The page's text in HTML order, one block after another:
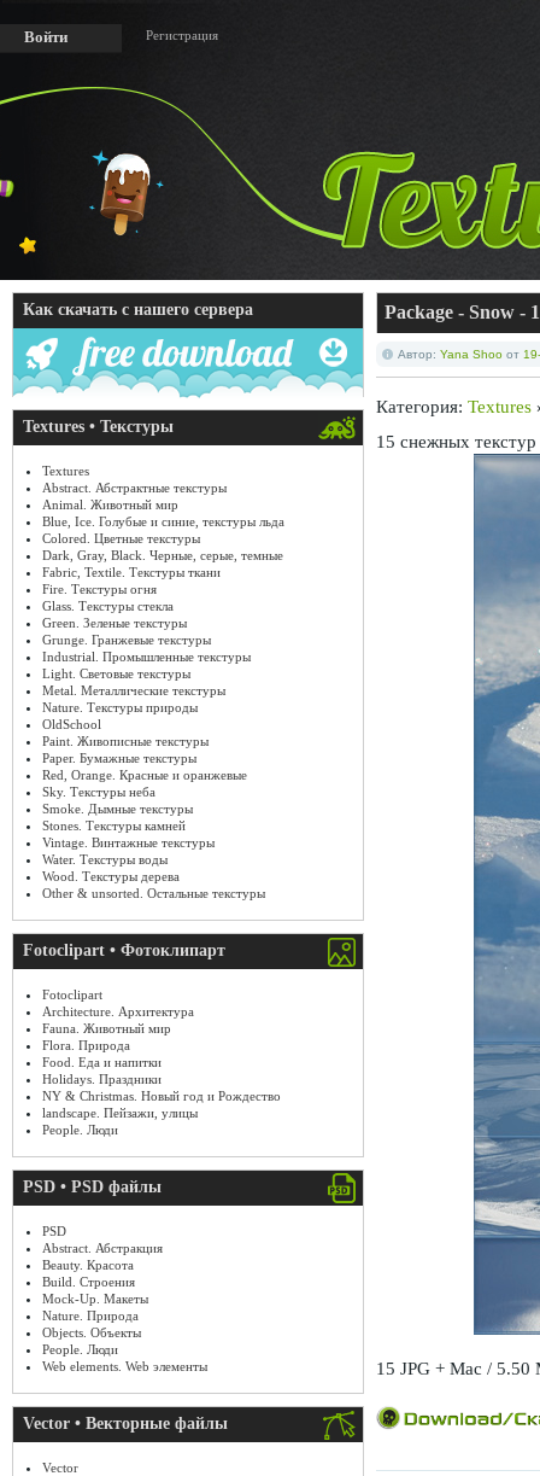
Войти Регистрация
Как скачать с нашего сервера
Textures • Текстуры
Textures
Abstract. Абстрактные текстуры
Animal. Животный мир
Blue, Ice. Голубые и синие, текстуры льда
Colored. Цветные текстуры
Dark, Gray, Black. Черные, серые, темные
Fabric, Textile. Текстуры ткани
Fire. Текстуры огня
Glass. Текстуры стекла
Green. Зеленые текстуры
Grunge. Гранжевые текстуры
Industrial. Промышленные текстуры
Light. Световые текстуры
Metal. Металлические текстуры
Nature. Текстуры природы
OldSchool
Paint. Живописные текстуры
Paper. Бумажные текстуры
Red, Orange. Красные и оранжевые
Sky. Текстуры неба
Smoke. Дымные текстуры
Stones. Текстуры камней
Vintage. Винтажные текстуры
Water. Текстуры воды
Wood. Текстуры дерева
Other & unsorted. Остальные текстуры
Fotoclipart • Фотоклипарт
Fotoclipart
Architecture. Архитектура
Fauna. Животный мир
Flora. Природа
Food. Еда и напитки
Holidays. Праздники
NY & Christmas. Новый год и Рождество
landscape. Пейзажи, улицы
People. Люди
PSD • PSD файлы
PSD
Abstract. Абстракция
Beauty. Красота
Build. Строения
Mock-Up. Макеты
Nature. Природа
Objects. Объекты
People. Люди
Web elements. Web элементы
Vector • Векторные файлы
Vector
Package - Snow -
Автор: Yana Shoo от
Категория: Textures
15 снежных текстур
15 JPG + Mac / 5.50